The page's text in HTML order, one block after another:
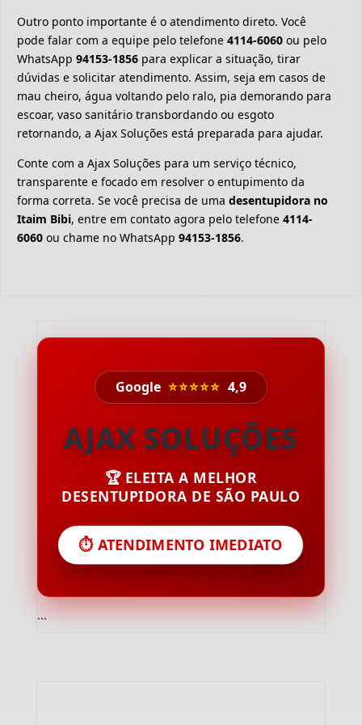
Outro ponto importante é o atendimento direto. Você
pode falar com a equipe pelo telefone 4114-6060 ou pelo
WhatsApp 94153-1856 para explicar a situação, tirar
dúvidas e solicitar atendimento. Assim, seja em casos de
mau cheiro, água voltando pelo ralo, pia demorando para
escoar, vaso sanitário transbordando ou esgoto
retornando, a Ajax Soluções está preparada para ajudar.
Conte com a Ajax Soluções para um serviço técnico,
transparente e focado em resolver o entupimento da
forma correta. Se você precisa de uma desentupidora no
Itaim Bibi, entre em contato agora pelo telefone 4114-
6060 ou chame no WhatsApp 94153-1856.
Google ⭐⭐⭐⭐⭐ 4,9
AJAX SOLUÇÕES
🏆 ELEITA A MELHOR
DESENTUPIDORA DE SÃO PAULO
⏱️ ATENDIMENTO IMEDIATO
```